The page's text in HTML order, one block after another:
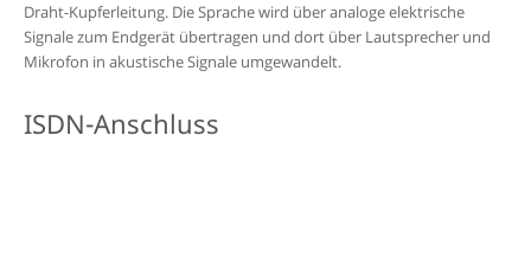
Draht-Kupferleitung. Die Sprache wird über analoge elektrische
Signale zum Endgerät übertragen und dort über Lautsprecher und
Mikrofon in akustische Signale umgewandelt.
ISDN-Anschluss